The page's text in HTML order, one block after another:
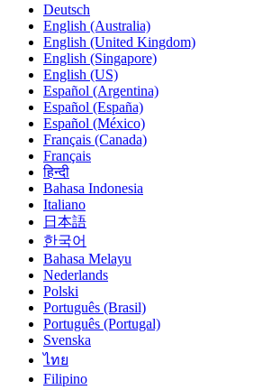
Deutsch
English (Australia)
English (United Kingdom)
English (Singapore)
English (US)
Español (Argentina)
Español (España)
Español (México)
Français (Canada)
Français
हिन्दी
Bahasa Indonesia
Italiano
日本語
한국어
Bahasa Melayu
Nederlands
Polski
Português (Brasil)
Português (Portugal)
Svenska
ไทย
Filipino